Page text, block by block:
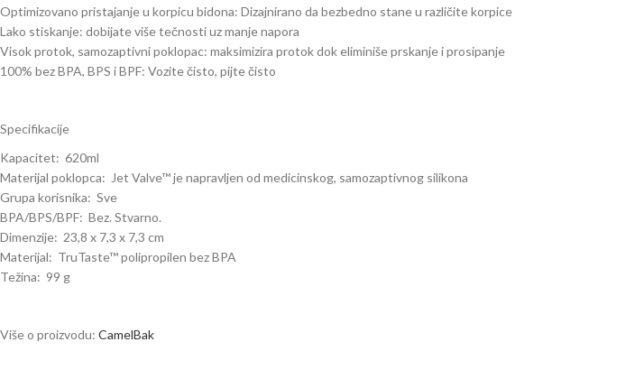
Optimizovano pristajanje u korpicu bidona: Dizajnirano da bezbedno stane u različite korpice
Lako stiskanje: dobijate više tečnosti uz manje napora
Visok protok, samozaptivni poklopac: maksimizira protok dok eliminiše prskanje i prosipanje
100% bez BPA, BPS i BPF: Vozite čisto, pijte čisto
Specifikacije
Kapacitet: 620ml
Materijal poklopca: Jet Valve™ je napravljen od medicinskog, samozaptivnog silikona
Grupa korisnika: Sve
BPA/BPS/BPF: Bez. Stvarno.
Dimenzije: 23,8 x 7,3 x 7,3 cm
Materijal: TruTaste™ polipropilen bez BPA
Težina: 99 g
Više o proizvodu: CamelBak